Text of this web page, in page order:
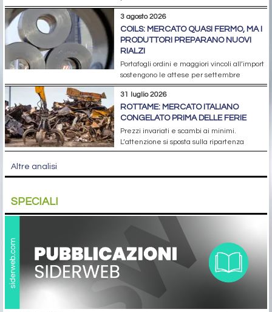
3 agosto 2026
COILS: MERCATO QUASI FERMO, MA I
PRODUTTORI PREPARANO NUOVI
RIALZI
Portafogli ordini e maggiori vincoli all’import
sostengono le attese per settembre
31 luglio 2026
ROTTAME: MERCATO ITALIANO
CONGELATO PRIMA DELLE FERIE
Prezzi invariati e scambi ai minimi.
L’attenzione si sposta sulla ripartenza
Altre analisi
SPECIALI